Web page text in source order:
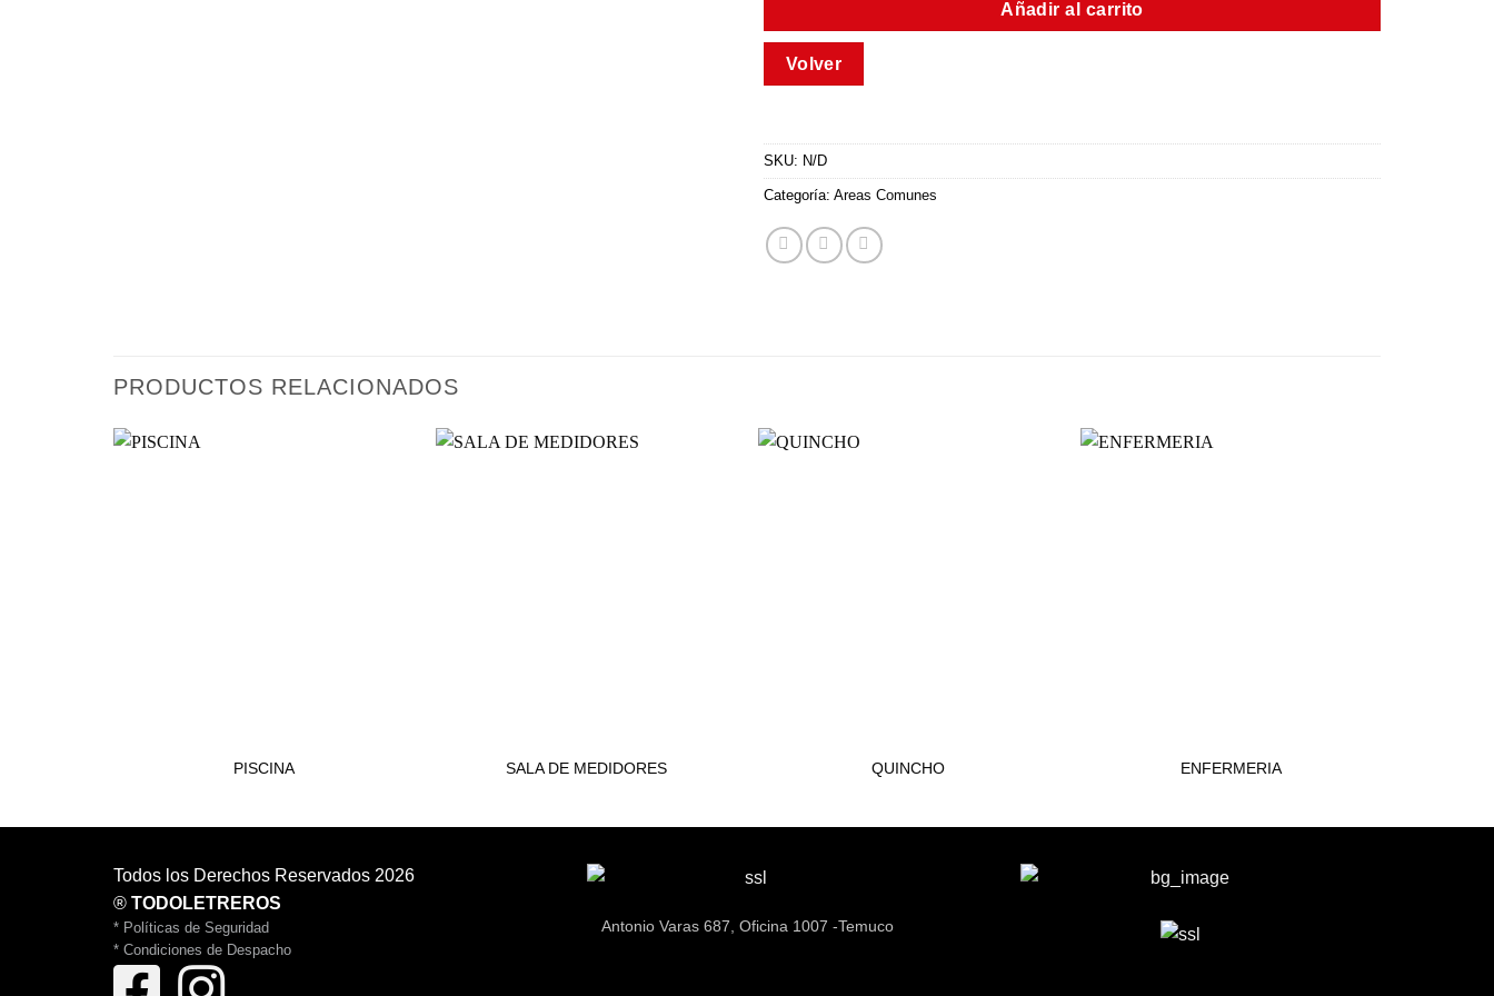
Añadir al carrito
SKU: N/D
Categoría: Areas Comunes
PRODUCTOS RELACIONADOS
PISCINA SALA DE MEDIDORES QUINCHO ENFERMERIA
Todos los Derechos Reservados 2026
® TODOLETREROS
* Políticas de Seguridad
* Condiciones de Despacho
Antonio Varas 687, Oficina 1007 -Temuco